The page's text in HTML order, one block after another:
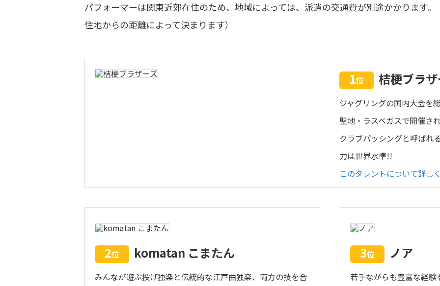
パフォーマーは関東近郊在住のため、地域によっては、派遣の交通費が別途かかります
住地からの距離によって決まります）
1位 桔梗ブラ
ジャグリングの国内大会を
聖地・ラスベガスで開催さ
クラブパッシングと呼ばれ
力は世界水準!!
このタレントについて詳しく
2位 komatan こまたん
みんなが遊ぶ投げ独楽と伝統的な江戸曲独楽、両方の技を合
3位 ノア
若手ながらも豊富な経験